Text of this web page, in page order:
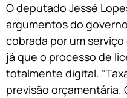
O deputado Jessé
argumentos do
cobrada por um
já que o processo de
totalmente digital.
previsão orçamentária.